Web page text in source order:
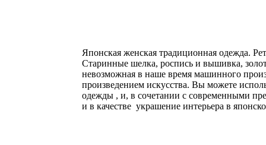
Японская женская традиционная одежда.
Старинные шелка, роспись и вышивка,
невозможная в наше время машинного
произведением искусства. Вы можете
одежды , и, в сочетании с современными
и в качестве украшение интерьера в